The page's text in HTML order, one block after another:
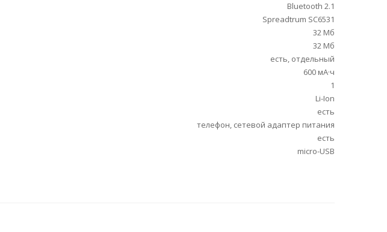
Bluetooth 2.1
Spreadtrum SC6531
32 Мб
32 Мб
есть, отдельный
600 мА·ч
1
Li-Ion
есть
телефон, сетевой адаптер питания
есть
micro-USB